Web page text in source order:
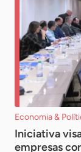
Economia &
Iniciativa
empresas